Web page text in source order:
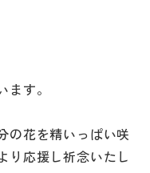
す。
の花を精いっぱい咲
り応援し祈念いたし